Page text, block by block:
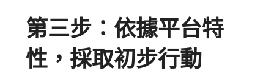
第三步：依據平台特
性，採取初步行動